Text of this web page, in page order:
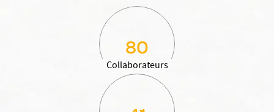
80
Collaborateurs